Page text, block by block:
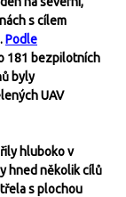
s cílem
Podle
181 bezpilotních
byly
UAV
hluboko v
hned několik cílů
s plochou